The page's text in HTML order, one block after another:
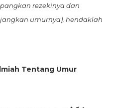
rezekinya dan
umurnya), hendaklah
Tentang Umur